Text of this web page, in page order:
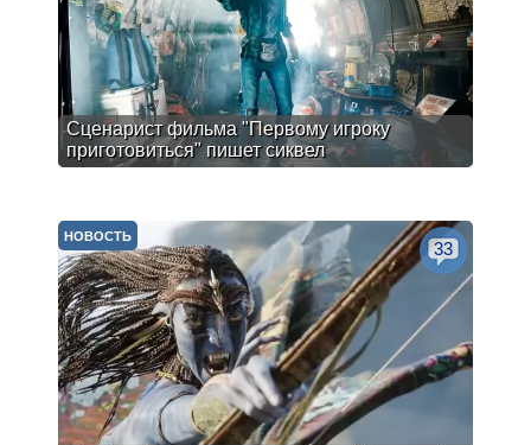
Сценарист фильма "Первому игроку
приготовиться" пишет сиквел
НОВОСТЬ
33